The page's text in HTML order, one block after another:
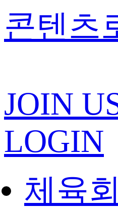
콘텐츠
JOIN
LOGIN
체육